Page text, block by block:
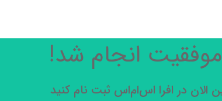
انجام شد!
الان در افرا اس‌ام‌اس ثبت نام کنید